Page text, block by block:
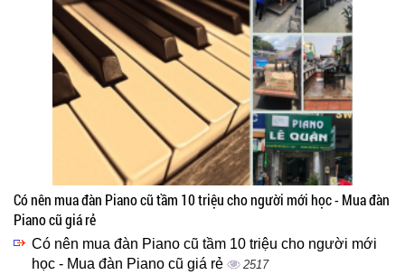
Có nên mua đàn Piano cũ tầm 10 triệu cho người mới học - Mua đàn
Piano cũ giá rẻ
Có nên mua đàn Piano cũ tầm 10 triệu cho người mới
học - Mua đàn Piano cũ giá rẻ
2517